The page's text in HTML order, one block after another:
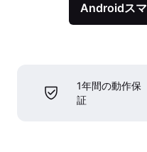
Androidス
1年間の動作保
証